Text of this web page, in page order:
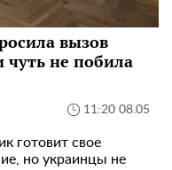
вызов
не побила
11:20 08.05
готовит свое
но украинцы не